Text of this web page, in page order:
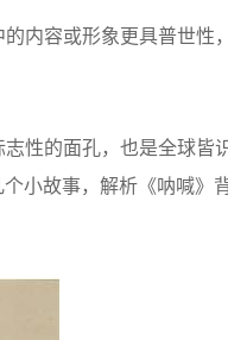
内容或形象更具普世性
性的面孔，也是全球皆
小故事，解析《呐喊》